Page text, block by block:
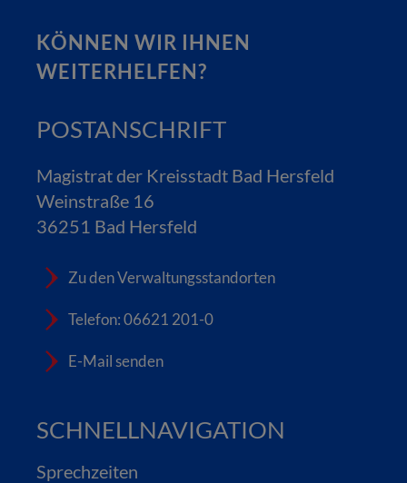
KÖNNEN WIR IHNEN
WEITERHELFEN?
POSTANSCHRIFT
Magistrat der Kreisstadt Bad Hersfeld
Weinstraße 16
36251 Bad Hersfeld
Zu den Verwaltungsstandorten
Telefon: 06621 201-0
E-Mail senden
SCHNELLNAVIGATION
Sprechzeiten